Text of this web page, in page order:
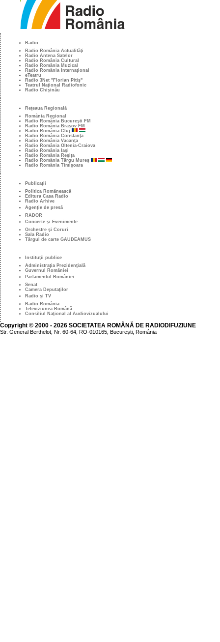
Radio
Radio România Actualităţi
Radio Antena Satelor
Radio România Cultural
Radio România Muzical
Radio România Internaţional
eTeatru
Radio 3Net "Florian Pitiş"
Teatrul Naţional Radiofonic
Radio Chişinău
Reţeaua Regională
România Regional
Radio România Bucureşti FM
Radio România Braşov FM
Radio România Cluj
Radio România Constanţa
Radio România Vacanţa
Radio România Oltenia-Craiova
Radio România Iaşi
Radio România Reşiţa
Radio România Târgu Mureş
Radio România Timişoara
Publicaţii
Politica Românească
Editura Casa Radio
Radio Arhive
Agenţie de presă
RADOR
Concerte şi Evenimente
Orchestre şi Coruri
Sala Radio
Târgul de carte GAUDEAMUS
Instituţii publice
Administraţia Prezidenţială
Guvernul României
Parlamentul României
Senat
Camera Deputaţilor
Radio şi TV
Radio România
Televiziunea Română
Consiliul Naţional al Audiovizualului
Copyright © 2000 - 2026 SOCIETATEA ROMÂNĂ DE RADIODIFUZIUNE
Str. General Berthelot, Nr. 60-64, RO-010165, Bucureşti, România